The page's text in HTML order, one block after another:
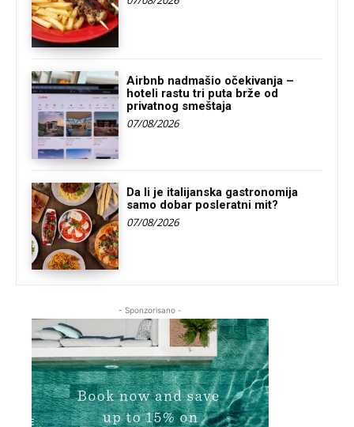
Airbnb nadmašio očekivanja –
hoteli rastu tri puta brže od
privatnog smeštaja
07/08/2026
Da li je italijanska gastronomija
samo dobar posleratni mit?
07/08/2026
- Sponzorisano -